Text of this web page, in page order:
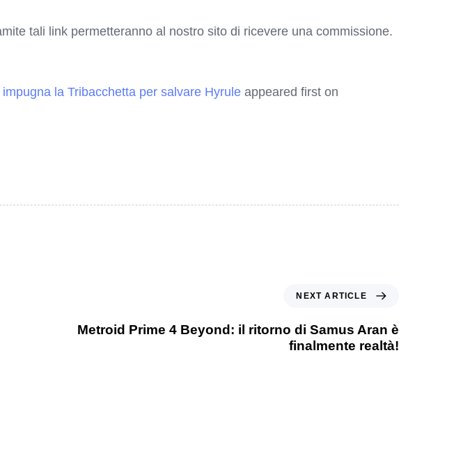
tali link permetteranno al nostro sito di ricevere una commissione.
la Tribacchetta per salvare Hyrule appeared first on
NEXT ARTICLE
Metroid Prime 4 Beyond: il ritorno di Samus Aran è
finalmente realtà!